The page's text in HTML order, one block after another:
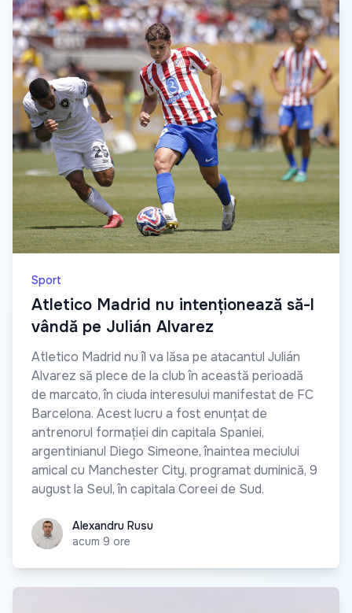
Sport
Atletico Madrid nu intenționează să-l
vândă pe Julián Alvarez
Atletico Madrid nu îl va lăsa pe atacantul Julián
Alvarez să plece de la club în această perioadă
de marcato, în ciuda interesului manifestat de FC
Barcelona. Acest lucru a fost enunțat de
antrenorul formației din capitala Spaniei,
argentinianul Diego Simeone, înaintea meciului
amical cu Manchester City, programat duminică, 9
august la Seul, în capitala Coreei de Sud.
Alexandru Rusu
Alexandru Rusu
acum 9 ore